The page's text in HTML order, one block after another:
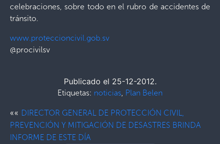
celebraciones, sobre todo en el rubro de accidentes de
tránsito.
www.proteccioncivil.gob.sv
@procivilsv
Publicado el 25-12-2012.
Etiquetas: noticias, Plan Belen
«« DIRECTOR GENERAL DE PROTECCIÓN CIVIL,
PREVENCIÓN Y MITIGACIÓN DE DESASTRES BRINDA
INFORME DE ESTE DÍA